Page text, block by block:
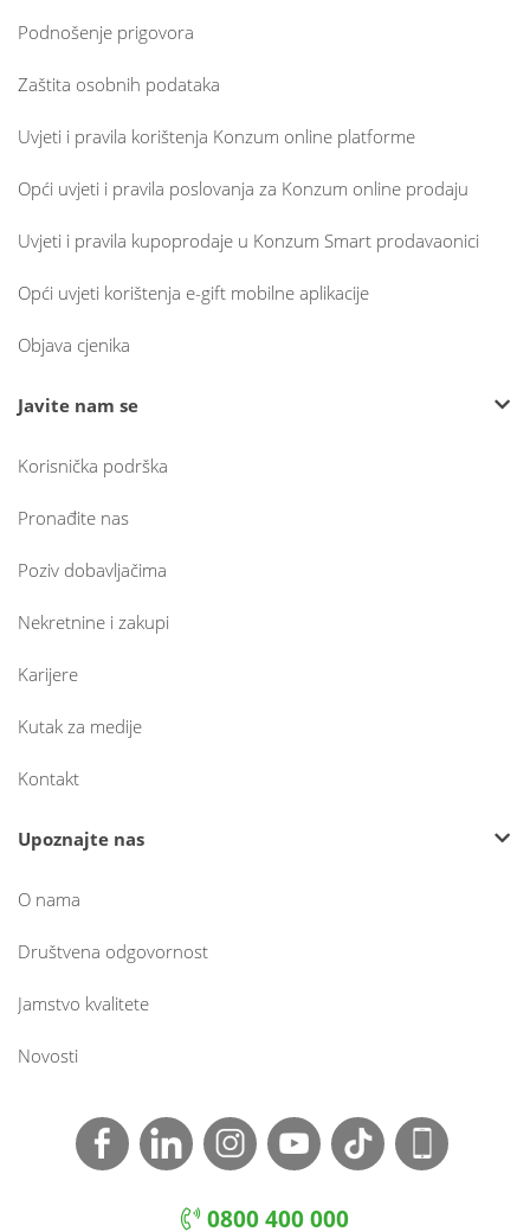
Podnošenje prigovora
Zaštita osobnih podataka
Uvjeti i pravila korištenja Konzum online platforme
Opći uvjeti i pravila poslovanja za Konzum online prodaju
Uvjeti i pravila kupoprodaje u Konzum Smart prodavaonici
Opći uvjeti korištenja e-gift mobilne aplikacije
Objava cjenika
Javite nam se
Korisnička podrška
Pronađite nas
Poziv dobavljačima
Nekretnine i zakupi
Karijere
Kutak za medije
Kontakt
Upoznajte nas
O nama
Društvena odgovornost
Jamstvo kvalitete
Novosti
0800 400 000